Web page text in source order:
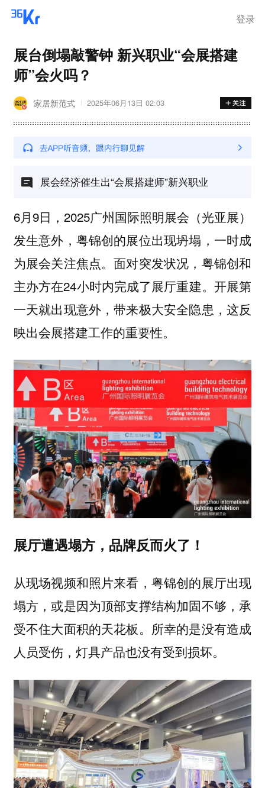
登录
展台倒塌敲警钟 新兴职业“会展搭建
师”会火吗？
家居新范式 2025年06月13日 02:03
展会经济催生出“会展搭建师”新兴职业
6月9日，2025广州国际照明展会（光亚展）
发生意外，粤锦创的展位出现坍塌，一时成
为展会关注焦点。面对突发状况，粤锦创和
主办方在24小时内完成了展厅重建。开展第
一天就出现意外，带来极大安全隐患，这反
映出会展搭建工作的重要性。
展厅遭遇塌方，品牌反而火了！
从现场视频和照片来看，粤锦创的展厅出现
塌方，或是因为顶部支撑结构加固不够，承
受不住大面积的天花板。所幸的是没有造成
人员受伤，灯具产品也没有受到损坏。